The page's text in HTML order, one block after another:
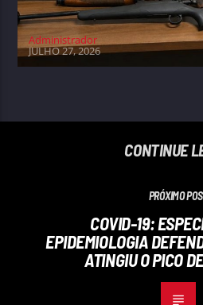
Administrador
JULHO 27, 2026
CONTINUE
PRÓXIMO
COVID-19:
EPIDEMIOLOGIA
ATINGIU O PICO